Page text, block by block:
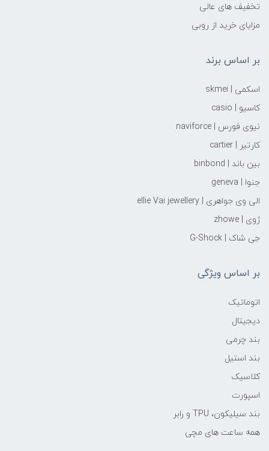
تخفیف های عالی
مزایای خرید از روبی
بر اساس برند
اسکمی | skmei
کاسیو | casio
نیوی فورس | naviforce
کارتیر | cartier
بین باند | binbond
جنوا | geneva
الی وی جواهری | ellie Vai‌ jewellery
ژوی | zhowe
جی شاک | G-Shock
بر اساس ویژگی
اتوماتیک
دیجیتال
بند چرمی
بند استیل
کلاسیک
اسپورت
بند سیلیکون، TPU و رابر
همه ساعت های مچی